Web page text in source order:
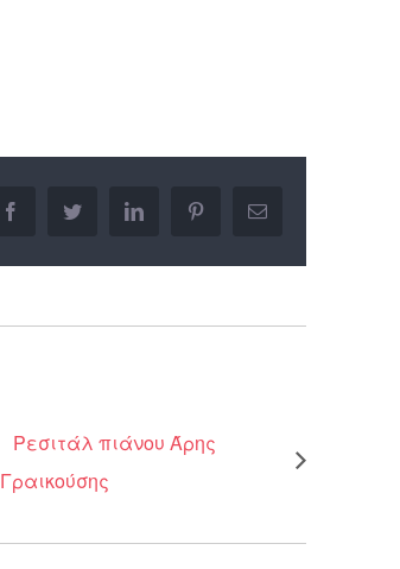
facebooktwitter linkedin pinterestEmail
Ρεσιτάλ πιάνου Άρης
Γραικούσης